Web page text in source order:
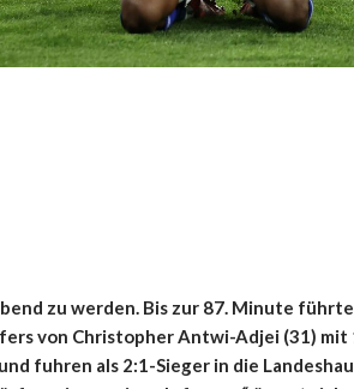
zu werden. Bis zur 87. Minute
von Christopher Antwi-Adjei (31) mit
fuhren als 2:1-Sieger in die